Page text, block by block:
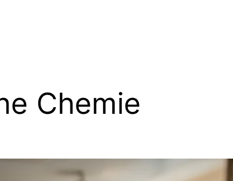
Chemie